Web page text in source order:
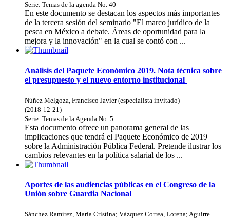
Serie: Temas de la agenda No. 40
En este documento se destacan los aspectos más importantes
de la tercera sesión del seminario "El marco jurídico de la
pesca en México a debate. Áreas de oportunidad para la
mejora y la innovación" en la cual se contó con ...
Análisis del Paquete Económico 2019. Nota técnica sobre
el presupuesto y el nuevo entorno institucional
Núñez Melgoza, Francisco Javier (especialista invitado)
(2018-12-21 )
Serie: Temas de la Agenda No. 5
Esta documento ofrece un panorama general de las
implicaciones que tendrá el Paquete Económico de 2019
sobre la Administración Pública Federal. Pretende ilustrar los
cambios relevantes en la política salarial de los ...
Aportes de las audiencias públicas en el Congreso de la
Unión sobre Guardia Nacional
Sánchez Ramírez, María Cristina; Vázquez Correa, Lorena; Aguirre